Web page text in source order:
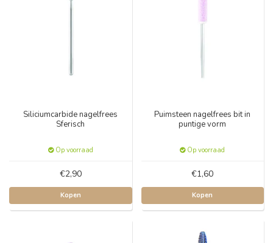
Siliciumcarbide nagelfrees
Sferisch
Op voorraad
€2,90
Kopen
Puimsteen nagelfrees bit in
puntige vorm
Op voorraad
€1,60
Kopen